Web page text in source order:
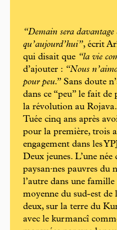
“Demain sera davantage
qu’aujourd’hui”, écrit
qui disait que “la vie
d’ajouter : “Nous
pour peu.” Sans doute
dans ce “peu” le fait
la révolution au
Tuée cinq ans après
pour la première, trois
engagement dans les
Deux jeunes. L’une
paysan·nes pauvres du
l’autre dans une famille
moyenne du sud-est de
deux, sur la terre du
avec le kurmancî